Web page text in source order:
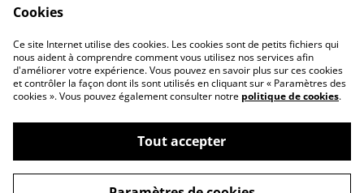
Inscription
newsletter
©2026L'abeille et le fil
Cookies
Ce site Internet utilise des cookies. Les cookies sont de petits fichiers qui
nous aident à comprendre comment vous utilisez nos services afin
d'améliorer votre expérience. Vous pouvez en savoir plus sur ces cookies
et contrôler la façon dont ils sont utilisés en cliquant sur « Paramètres des
cookies ». Vous pouvez également consulter notre politique de cookies.
Tout accepter